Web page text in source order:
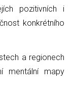
pozitivních i
konkrétního
a regionech
mentální mapy